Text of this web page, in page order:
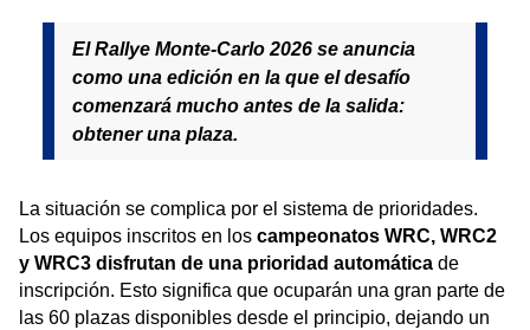
El Rallye Monte-Carlo 2026 se anuncia
como una edición en la que el desafío
comenzará mucho antes de la salida:
obtener una plaza.
La situación se complica por el sistema de prioridades.
Los equipos inscritos en los campeonatos WRC, WRC2
y WRC3 disfrutan de una prioridad automática de
inscripción. Esto significa que ocuparán una gran parte de
las 60 plazas disponibles desde el principio, dejando un